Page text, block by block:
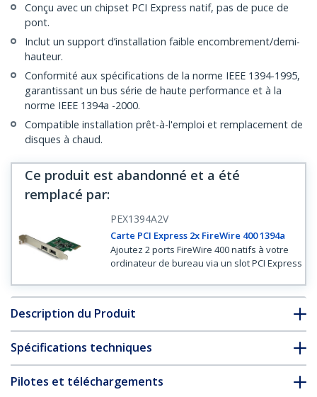
Conçu avec un chipset PCI Express natif, pas de puce de
pont.
Inclut un support d’installation faible encombrement/demi-
hauteur.
Conformité aux spécifications de la norme IEEE 1394-1995,
garantissant un bus série de haute performance et à la
norme IEEE 1394a -2000.
Compatible installation prêt-à-l'emploi et remplacement de
disques à chaud.
Ce produit est abandonné et a été
remplacé par:
PEX1394A2V
Carte PCI Express 2x FireWire 400 1394a
Ajoutez 2 ports FireWire 400 natifs à votre
ordinateur de bureau via un slot PCI Express
Description du Produit
Spécifications techniques
Pilotes et téléchargements